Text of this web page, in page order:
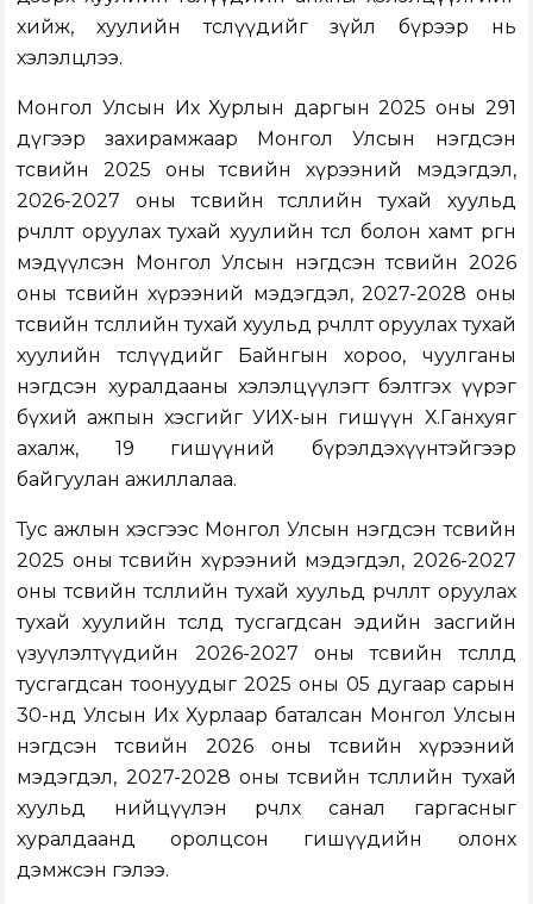
хийж, хуулийн төслүүдийг зүйл бүрээр нь
хэлэлцлээ.
Монгол Улсын Их Хурлын даргын 2025 оны 291
дүгээр захирамжаар Монгол Улсын нэгдсэн
төсвийн 2025 оны төсвийн хүрээний мэдэгдэл,
2026-2027 оны төсвийн төсөөллийн тухай хуульд
өөрчлөлт оруулах тухай хуулийн төсөл болон хамт өргөн
мэдүүлсэн Монгол Улсын нэгдсэн төсвийн 2026
оны төсвийн хүрээний мэдэгдэл, 2027-2028 оны
төсвийн төсөөллийн тухай хуульд өөрчлөлт оруулах тухай
хуулийн төслүүдийг Байнгын хороо, чуулганы
нэгдсэн хуралдааны хэлэлцүүлэгт бэлтгэх үүрэг
бүхий ажпын хэсгийг УИХ-ын гишүүн Х.Ганхуяг
ахалж, 19 гишүүний бүрэлдэхүүнтэйгээр
байгуулан ажиллалаа.
Тус ажлын хэсгээс Монгол Улсын нэгдсэн төсвийн
2025 оны төсвийн хүрээний мэдэгдэл, 2026-2027
оны төсвийн төсөөллийн тухай хуульд өөрчлөлт оруулах
тухай хуулийн төсөлд тусгагдсан эдийн засгийн
үзуүлэлтүүдийн 2026-2027 оны төсвийн төсөөлөлд
тусгагдсан тоонуудыг 2025 оны 05 дугаар сарын
30-нд Улсын Их Хурлаар баталсан Монгол Улсын
нэгдсэн төсвийн 2026 оны төсвийн хүрээний
мэдэгдэл, 2027-2028 оны төсвийн төсөөллийн тухай
хуульд нийцүүлэн өөрчлөх санал гаргасныг
хуралдаанд оролцсон гишүүдийн олонх
дэмжсэн гэлээ.